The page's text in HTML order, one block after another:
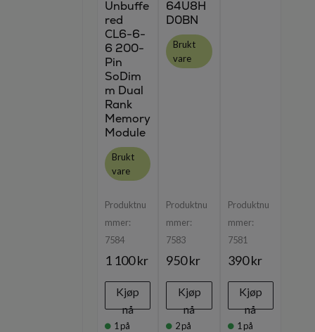
Unbuffe
red
CL6-6-
6 200-
Pin
SoDim
m Dual
Rank
Memory
Module
Brukt
vare
Produktnu
mmer:
7584
1 100 kr
Kjøp
nå
1 på
64U8H
D0BN
Brukt
vare
Produktnu
mmer:
7583
950 kr
Kjøp
nå
2på
Produktnu
mmer:
7581
390 kr
Kjøp
nå
1 på